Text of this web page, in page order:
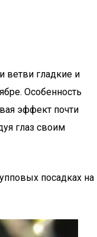
ветви гладкие и
Особенность
эффект почти
глаз своим
посадках на